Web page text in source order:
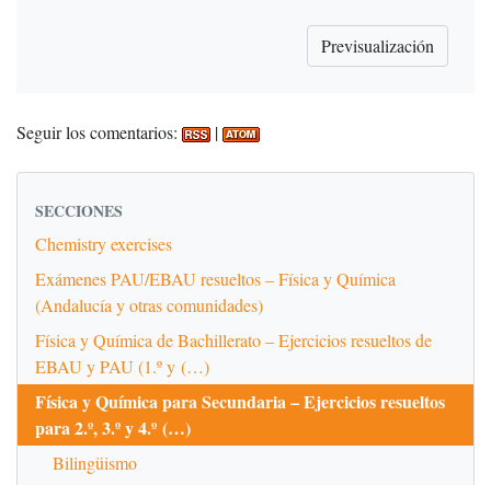
Seguir los comentarios: |
SECCIONES
Chemistry exercises
Exámenes PAU/EBAU resueltos – Física y Química
(Andalucía y otras comunidades)
Física y Química de Bachillerato – Ejercicios resueltos de
EBAU y PAU (1.º y (…)
Física y Química para Secundaria – Ejercicios resueltos
para 2.º, 3.º y 4.º (…)
Bilingüismo